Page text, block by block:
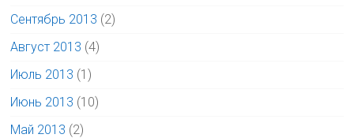
Сентябрь 2013 (2)
Август 2013 (4)
Июль 2013 (1)
Июнь 2013 (10)
Май 2013 (2)